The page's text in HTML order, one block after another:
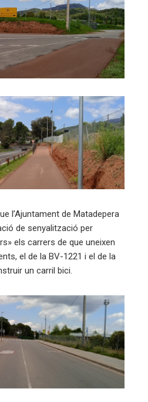
l’Ajuntament de Matadepera
de senyalització per
els carrers de que uneixen
el de la BV-1221 i el de la
un carril bici.